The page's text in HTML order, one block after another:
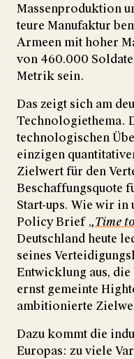
Massenproduktion
teure Manufaktur
Armeen mit hoher
von 460.000
Metrik sein.
Das zeigt sich am
Technologiethema.
technologischen
einzigen
Zielwert für den
Beschaffungsquote
Start-ups. Wie wir in
Policy Brief „Time
Deutschland heute
seines
Entwicklung aus, die
ernst gemeinte
ambitionierte
Dazu kommt die
Europas: zu viele